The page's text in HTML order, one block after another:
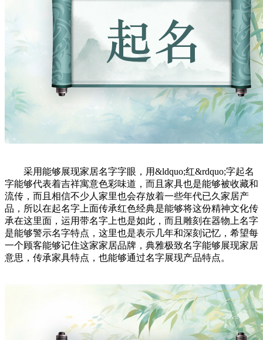
采用能够展现家居名字字眼，用&ldquo;红&rdquo;字起名
字能够代表着吉祥寓意色彩味道，而且家具也是能够被收藏和
流传，而且相信不少人家里也会存放着一些年代已久家居产
品，所以在起名字上面传承红色经典是能够将这份精神文化传
承在这里面，运用带名字上也是如此，而且雕刻在器物上名字
是能够警示名字特点，这里也是表示几年和深刻记忆，希望每
一个顾客能够记住这家家居品牌，典雅极致名字能够展现家居
意思，传承家具特点，也能够通过名字展现产品特点。